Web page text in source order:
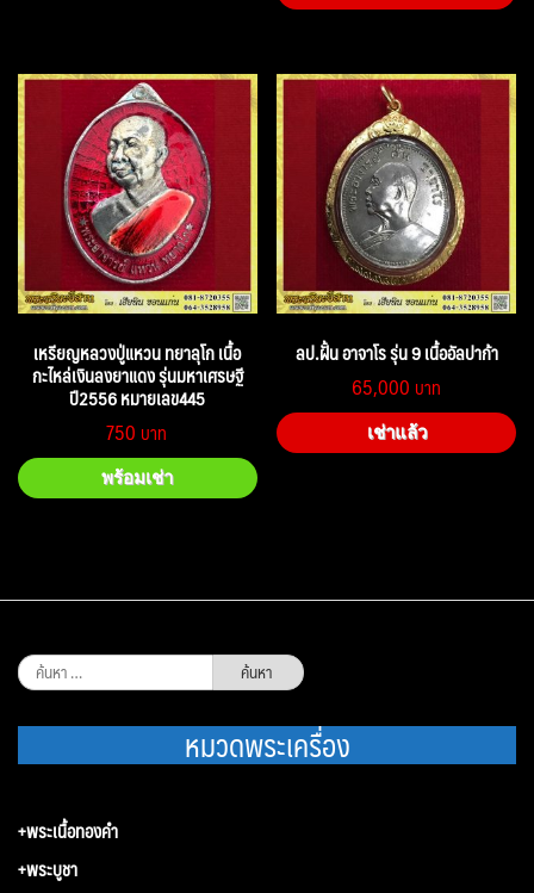
เหรียญหลวงปู่แหวน ทยาลุโก เนื้อ
กะไหล่เงินลงยาแดง รุ่นมหาเศรษฐี
ปี2556 หมายเลข445
750
พร้อมเช่า
ลป.ฝั้น อาจาโร รุ่น 9 เนื้ออัลปาก้า
65,000
เช่าแล้ว
ค้นหา
สำหรับ:
หมวดพระเครื่อง
+พระเนื้อทองคำ
+พระบูชา